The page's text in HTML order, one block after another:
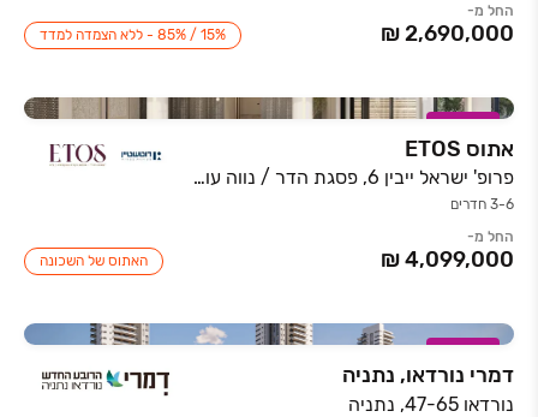
החל מ-
15% / 85% - ללא הצמדה למדד
במבצע
אתוס ETOS
פרופ' ישראל ייבין 6, פסגת הדר / נווה עוז הירוקה, פתח תקווה
3-6 חדרים
החל מ-
האתוס של השכונה
במבצע
דמרי נורדאו, נתניה
נורדאו 47-65, נתניה